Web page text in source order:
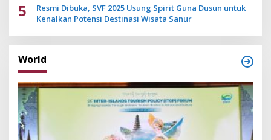
5
Resmi Dibuka, SVF 2025 Usung Spirit Guna Dusun untuk
Kenalkan Potensi Destinasi Wisata Sanur
World